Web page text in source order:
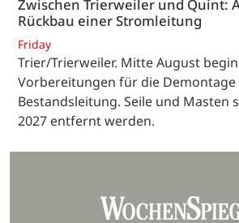
Zwischen Trierweiler und Quint:
Rückbau einer Stromleitung
Friday
Trier/Trierweiler. Mitte August
Vorbereitungen für die Demontage
Bestandsleitung. Seile und Masten
2027 entfernt werden.